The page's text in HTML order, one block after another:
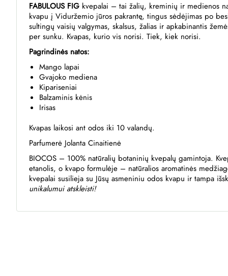
FABULOUS FIG kvepalai – tai žalių, kreminių ir medienos
kvapu į Viduržemio jūros pakrantę, tingus sėdėjimas po
sultingų vaisių valgymas, skalsus, žalias ir apkabinantis
per sunku. Kvapas, kurio vis norisi. Tiek, kiek norisi.
Pagrindinės natos:
Mango lapai
Gvajoko mediena
Kipariseniai
Balzaminis kėnis
Irisas
Kvapas laikosi ant odos iki 10 valandų.
Parfumerė Jolanta Cinaitienė
BIOCOS – 100% natūralių botaninių kvepalų gamintoja.
etanolis, o kvapo formulėje – natūralios aromatinės
kvepalai susilieja su Jūsų asmeniniu odos kvapu ir tampa
unikalumui atskleisti!